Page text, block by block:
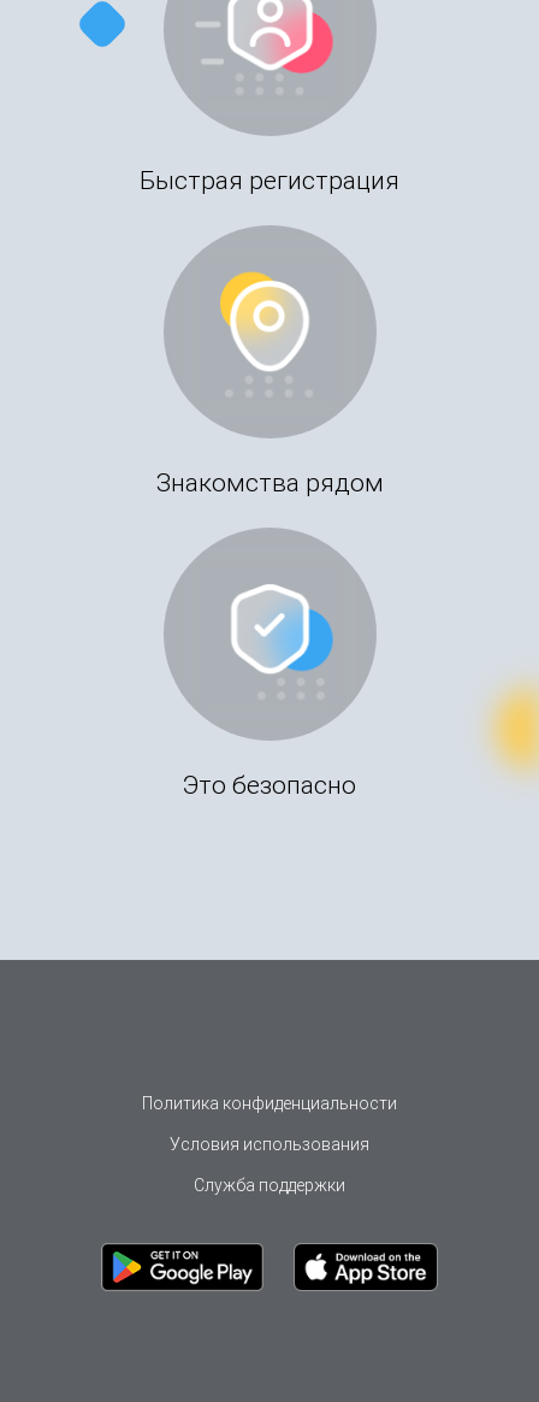
Быстрая регистрация
Знакомства рядом
Это безопасно
Политика конфиденциальности
Условия использования
Служба поддержки